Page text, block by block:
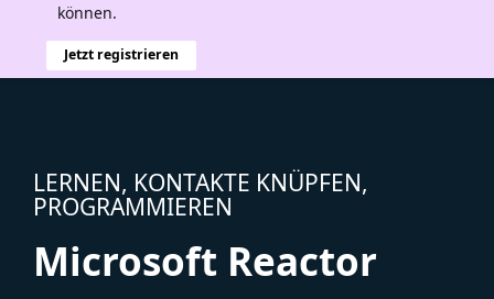
können.
Jetzt registrieren
LERNEN, KONTAKTE KNÜPFEN,
PROGRAMMIEREN
Microsoft Reactor